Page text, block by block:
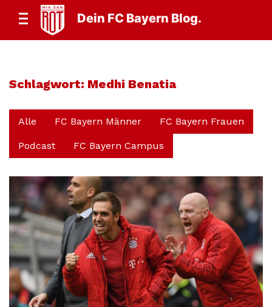
Dein FC Bayern Blog.
Schlagwort: Medhi Benatia
Alle FC Bayern Männer FC Bayern Frauen
Podcast FC Bayern Campus